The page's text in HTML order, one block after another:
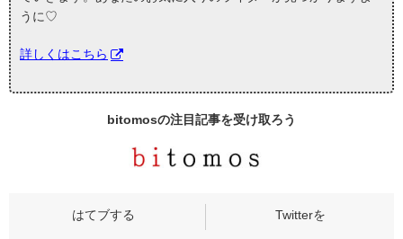
うに♡
詳しくはこちら
bitomosの注目記事を受け取ろう